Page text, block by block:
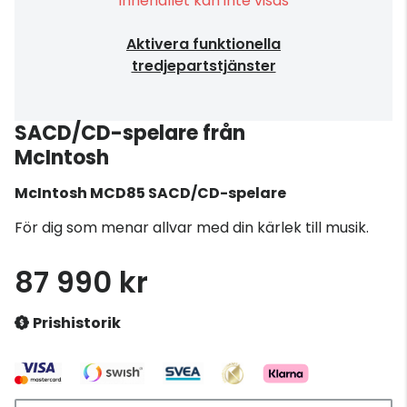
Aktivera funktionella
tredjepartstjänster
SACD/CD-spelare från
McIntosh
McIntosh MCD85 SACD/CD-spelare
För dig som menar allvar med din kärlek till musik.
87 990 kr
Prishistorik